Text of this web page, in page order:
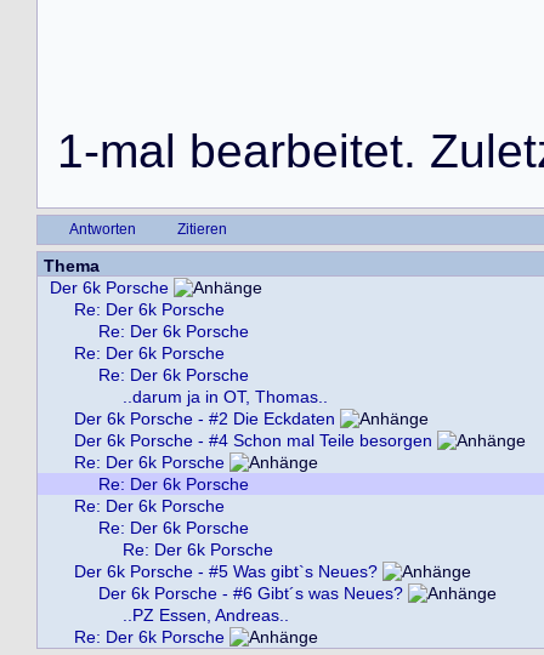
1-mal bearbeitet. Zulet
Antworten Zitieren
Thema
Der 6k Porsche
Re: Der 6k Porsche
Re: Der 6k Porsche
Re: Der 6k Porsche
Re: Der 6k Porsche
..darum ja in OT, Thomas..
Der 6k Porsche - #2 Die Eckdaten
Der 6k Porsche - #4 Schon mal Teile besorgen
Re: Der 6k Porsche
Re: Der 6k Porsche
Re: Der 6k Porsche
Re: Der 6k Porsche
Re: Der 6k Porsche
Der 6k Porsche - #5 Was gibt`s Neues?
Der 6k Porsche - #6 Gibt´s was Neues?
..PZ Essen, Andreas..
Re: Der 6k Porsche